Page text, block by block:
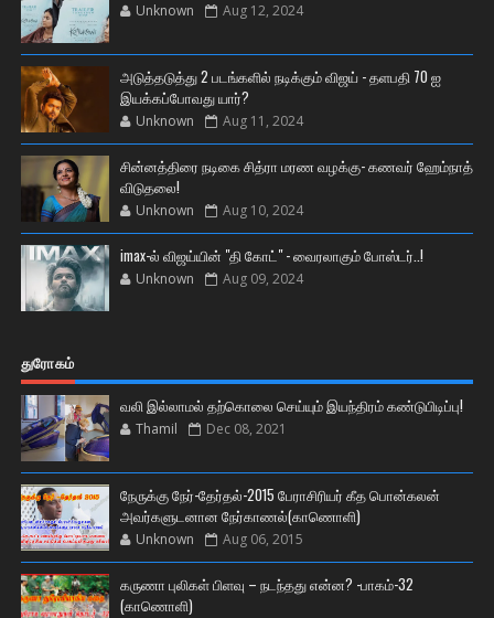
Unknown Aug 12, 2024
அடுத்தடுத்து 2 படங்களில் நடிக்கும் விஜய் - தளபதி 70 ஐ
இயக்கப்போவது யார்?
Unknown Aug 11, 2024
சின்னத்திரை நடிகை சித்ரா மரண வழக்கு- கணவர் ஹேம்நாத்
விடுதலை!
Unknown Aug 10, 2024
imax-ல் விஜய்யின் "தி கோட்" - வைரலாகும் போஸ்டர்..!
Unknown Aug 09, 2024
துரோகம்
வலி இல்லாமல் தற்கொலை செய்யும் இயந்திரம் கண்டுபிடிப்பு!
Thamil Dec 08, 2021
நேருக்கு நேர்-தேர்தல்-2015 பேராசிரியர் கீத பொன்கலன்
அவர்களுடனான நேர்காணல்(காணொளி)
Unknown Aug 06, 2015
கருணா புலிகள் பிளவு – நடந்தது என்ன? -பாகம்-32
(காணொளி)